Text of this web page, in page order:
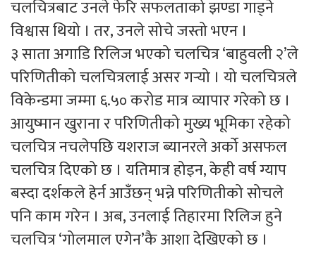
चलचित्रबाट उनले फेरि सफलताको झण्डा गाड्ने
विश्वास थियो । तर, उनले सोचे जस्तो भएन ।
३ साता अगाडि रिलिज भएको चलचित्र ‘बाहुवली २’ले
परिणितीको चलचित्रलाई असर गर्‍यो । यो चलचित्रले
विकेन्डमा जम्मा ६.५० करोड मात्र व्यापार गरेको छ ।
आयुष्मान खुराना र परिणितीको मुख्य भूमिका रहेको
चलचित्र नचलेपछि यशराज ब्यानरले अर्को असफल
चलचित्र दिएको छ । यतिमात्र होइन, केही वर्ष ग्याप
बस्दा दर्शकले हेर्न आउँछन् भन्ने परिणितीको सोचले
पनि काम गरेन । अब, उनलाई तिहारमा रिलिज हुने
चलचित्र ‘गोलमाल एगेन’कै आशा देखिएको छ ।